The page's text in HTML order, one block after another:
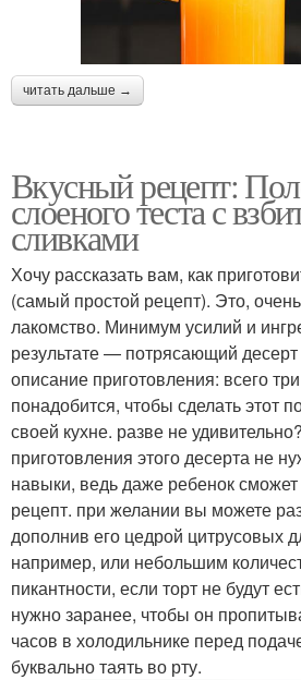
читать дальше →
Вкусный рецепт:
слоеного теста с
сливками
Хочу рассказать вам, как
(самый простой рецепт). Это,
лакомство. Минимум усилий и
результате — потрясающий
описание приготовления: всего
понадобится, чтобы сделать этот
своей кухне. разве не
приготовления этого десерта не
навыки, ведь даже ребенок сможет
рецепт. при желании вы можете
дополнив его цедрой цитрусовых
например, или небольшим
пикантности, если торт не будут
нужно заранее, чтобы он
часов в холодильнике перед
буквально таять во рту.